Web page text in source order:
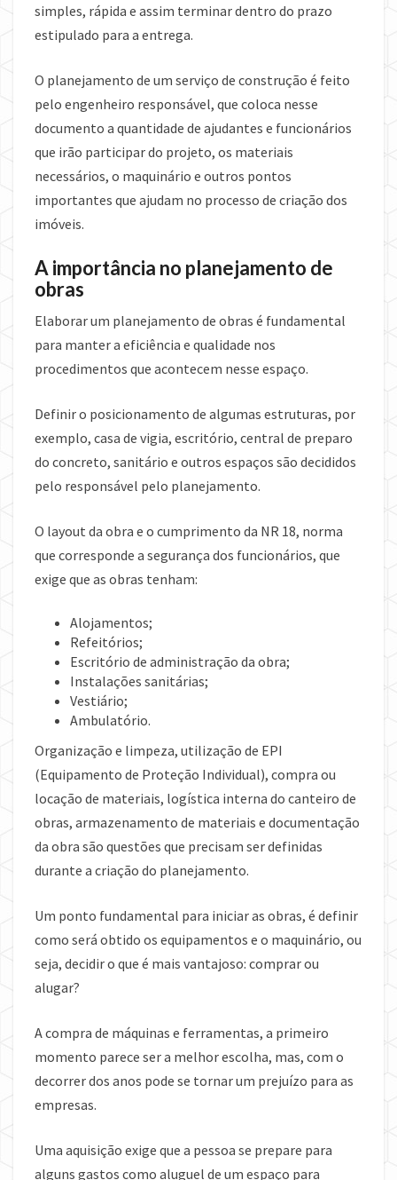
simples, rápida e assim terminar dentro do prazo
estipulado para a entrega.
O planejamento de um serviço de construção é feito
pelo engenheiro responsável, que coloca nesse
documento a quantidade de ajudantes e funcionários
que irão participar do projeto, os materiais
necessários, o maquinário e outros pontos
importantes que ajudam no processo de criação dos
imóveis.
A importância no planejamento de
obras
Elaborar um planejamento de obras é fundamental
para manter a eficiência e qualidade nos
procedimentos que acontecem nesse espaço.
Definir o posicionamento de algumas estruturas, por
exemplo, casa de vigia, escritório, central de preparo
do concreto, sanitário e outros espaços são decididos
pelo responsável pelo planejamento.
O layout da obra e o cumprimento da NR 18, norma
que corresponde a segurança dos funcionários, que
exige que as obras tenham:
Alojamentos;
Refeitórios;
Escritório de administração da obra;
Instalações sanitárias;
Vestiário;
Ambulatório.
Organização e limpeza, utilização de EPI
(Equipamento de Proteção Individual), compra ou
locação de materiais, logística interna do canteiro de
obras, armazenamento de materiais e documentação
da obra são questões que precisam ser definidas
durante a criação do planejamento.
Um ponto fundamental para iniciar as obras, é definir
como será obtido os equipamentos e o maquinário, ou
seja, decidir o que é mais vantajoso: comprar ou
alugar?
A compra de máquinas e ferramentas, a primeiro
momento parece ser a melhor escolha, mas, com o
decorrer dos anos pode se tornar um prejuízo para as
empresas.
Uma aquisição exige que a pessoa se prepare para
alguns gastos como aluguel de um espaço para